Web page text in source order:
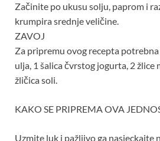
Začinite po ukusu solju, paprom i
krumpira srednje veličine.
ZAVOJ
Za pripremu ovog recepta potrebna
ulja, 1 šalica čvrstog jogurta, 2 žlice
žličica soli.
KAKO SE PRIPREMA OVA
Uzmite luk i pažljivo ga nasjeckajte